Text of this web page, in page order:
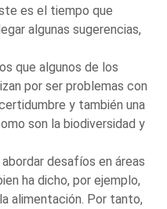
es el tiempo que
algunas sugerencias,
que algunos de los
por ser problemas con
y también una
son la biodiversidad y
desafíos en áreas
ha dicho, por ejemplo,
alimentación. Por tanto,